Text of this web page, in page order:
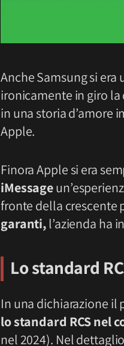
Anche Samsung si
ironicamente in giro
in una storia d’amore
Apple.
Finora Apple si era
iMessage
fronte della crescente
garanti,l’azienda ha
Lo standard
In una dichiarazione il
lo standard RCS nel
nel 2024). Nel